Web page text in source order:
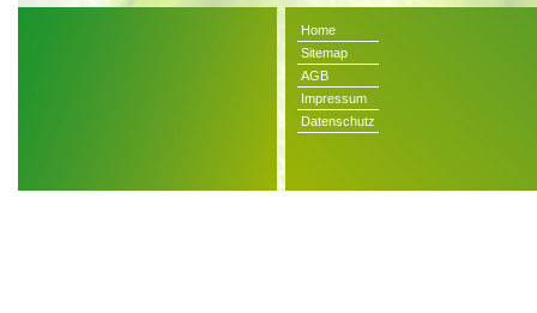
Home
Sitemap
AGB
Impressum
Datenschutz